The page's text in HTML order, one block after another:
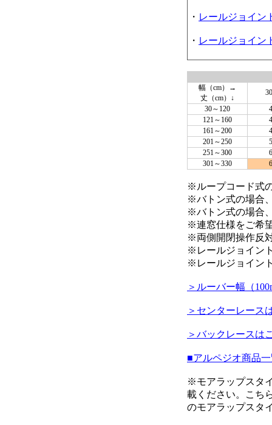
・ レールジョイン
・ レールジョイン
幅（cm）→
丈（cm）↓
30～120
121～160
161～200
201～250
251～300
301～330
※ループコード式
※バトン式の場合
※バトン式の場合
※連窓仕様をご希
※両側開閉操作反
※レールジョイン
※レールジョイン
＞ルーバー幅（
＞センターレース
＞バックレースは
■アルペジオ商品
※モアラップスタ
載ください。こち
のモアラップスタ